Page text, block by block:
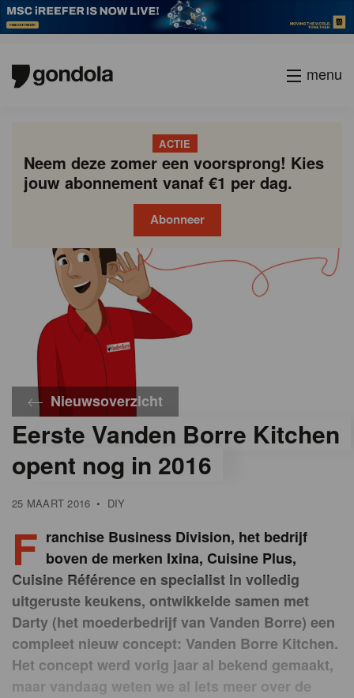
menu
ACTIE
Neem deze zomer een voorsprong! Kies
jouw abonnement vanaf €1 per dag.
Abonneer
Nieuwsoverzicht
Eerste Vanden Borre Kitchen
opent nog in 2016
25 MAART 2016 • DIY
F ranchise Business Division, het bedrijf
boven de merken Ixina, Cuisine Plus,
Cuisine Référence en specialist in volledig
uitgeruste keukens, ontwikkelde samen met
Darty (het moederbedrijf van Vanden Borre) een
compleet nieuw concept: Vanden Borre Kitchen.
Het concept werd vorig jaar al bekend gemaakt,
maar vandaag weten we al iets meer over de